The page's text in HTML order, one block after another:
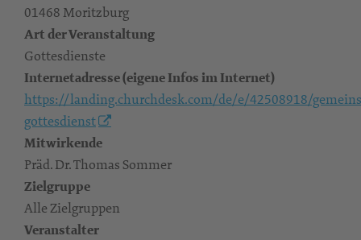
01468 Moritzburg
Art der Veranstaltung
Gottesdienste
Internetadresse (eigene Infos im Internet)
https://landing.churchdesk.com/de/e/42508918/
gottesdienst
Mitwirkende
Präd. Dr. Thomas Sommer
Zielgruppe
Alle Zielgruppen
Veranstalter